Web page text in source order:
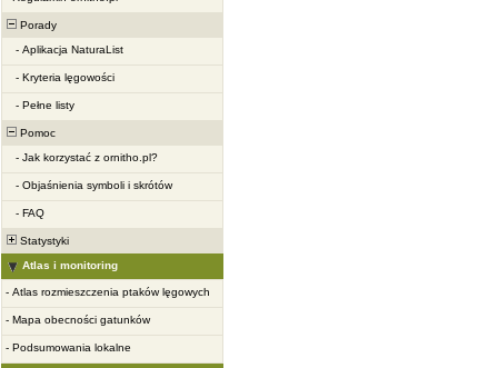
Porady
- Aplikacja NaturaList
- Kryteria lęgowości
- Pełne listy
Pomoc
- Jak korzystać z ornitho.pl?
- Objaśnienia symboli i skrótów
- FAQ
Statystyki
Atlas i monitoring
- Atlas rozmieszczenia ptaków lęgowych
- Mapa obecności gatunków
- Podsumowania lokalne